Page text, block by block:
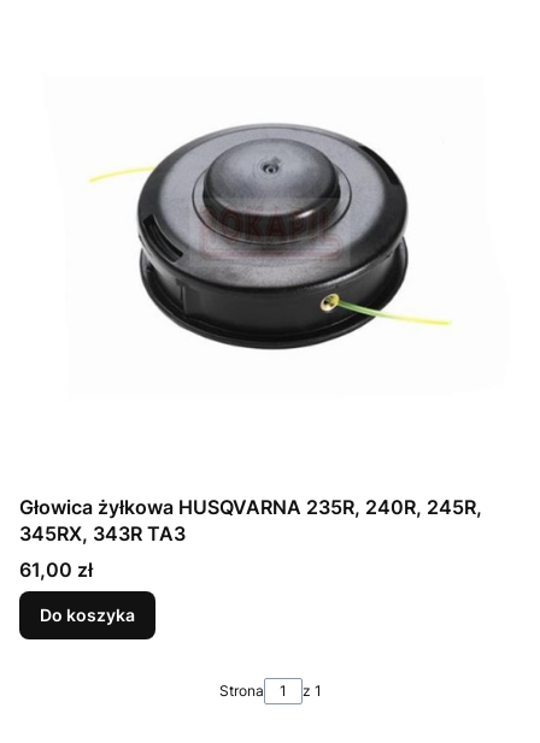
Głowica żyłkowa HUSQVARNA 235R, 240R, 245R,
345RX, 343R TA3
Cena
61,00 zł
Do koszyka
Strona z 1